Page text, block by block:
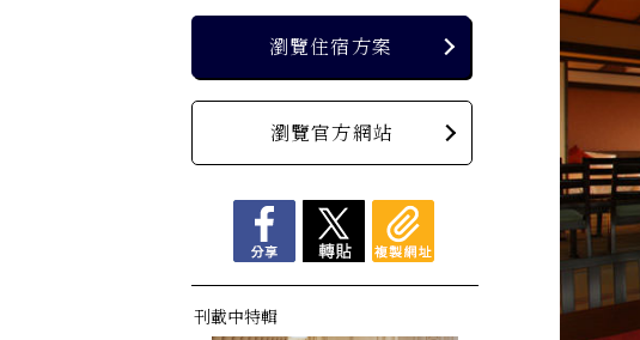
瀏覽住宿方案
瀏覽官方網站
刊載中特輯